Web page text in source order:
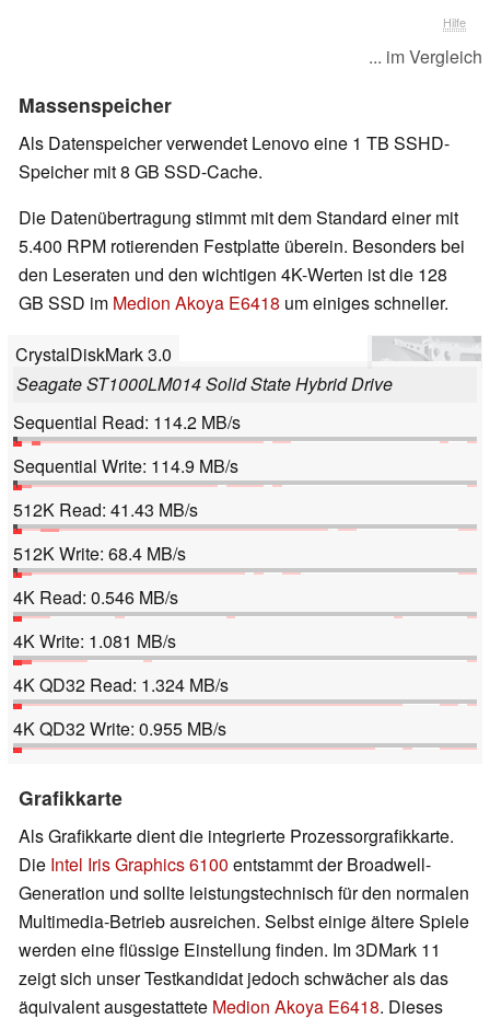
Hilfe
... im Vergleich
Massenspeicher
Als Datenspeicher verwendet Lenovo eine 1 TB SSHD-
Speicher mit 8 GB SSD-Cache.
Die Datenübertragung stimmt mit dem Standard einer mit
5.400 RPM rotierenden Festplatte überein. Besonders bei
den Leseraten und den wichtigen 4K-Werten ist die 128
GB SSD im Medion Akoya E6418 um einiges schneller.
CrystalDiskMark 3.0
Seagate ST1000LM014 Solid State Hybrid Drive
Sequential Read: 114.2 MB/s
Sequential Write: 114.9 MB/s
512K Read: 41.43 MB/s
512K Write: 68.4 MB/s
4K Read: 0.546 MB/s
4K Write: 1.081 MB/s
4K QD32 Read: 1.324 MB/s
4K QD32 Write: 0.955 MB/s
Grafikkarte
Als Grafikkarte dient die integrierte Prozessorgrafikkarte.
Die Intel Iris Graphics 6100 entstammt der Broadwell-
Generation und sollte leistungstechnisch für den normalen
Multimedia-Betrieb ausreichen. Selbst einige ältere Spiele
werden eine flüssige Einstellung finden. Im 3DMark 11
zeigt sich unser Testkandidat jedoch schwächer als das
äquivalent ausgestattete Medion Akoya E6418. Dieses